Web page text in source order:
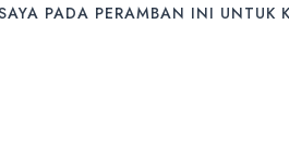
PADA PERAMBAN INI UNTUK